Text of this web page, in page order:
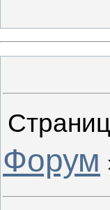
Форум